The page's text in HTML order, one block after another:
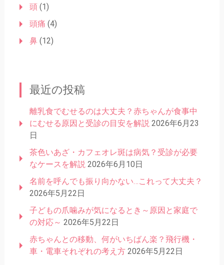
頭(1)
頭痛 (4)
鼻(12)
最近の投稿
離乳食でむせるのは大丈夫？赤ちゃんが食事中
にむせる原因と受診の目安を解説 2026年6月23
日
茶色いあざ・カフェオレ斑は病気？受診が必要
なケースを解説 2026年6月10日
名前を呼んでも振り向かない…これって大丈夫？
2026年5月22日
子どもの爪噛みが気になるとき～原因と家庭で
の対応～ 2026年5月22日
赤ちゃんとの移動、何がいちばん楽？飛行機・
車・電車それぞれの考え方 2026年5月22日